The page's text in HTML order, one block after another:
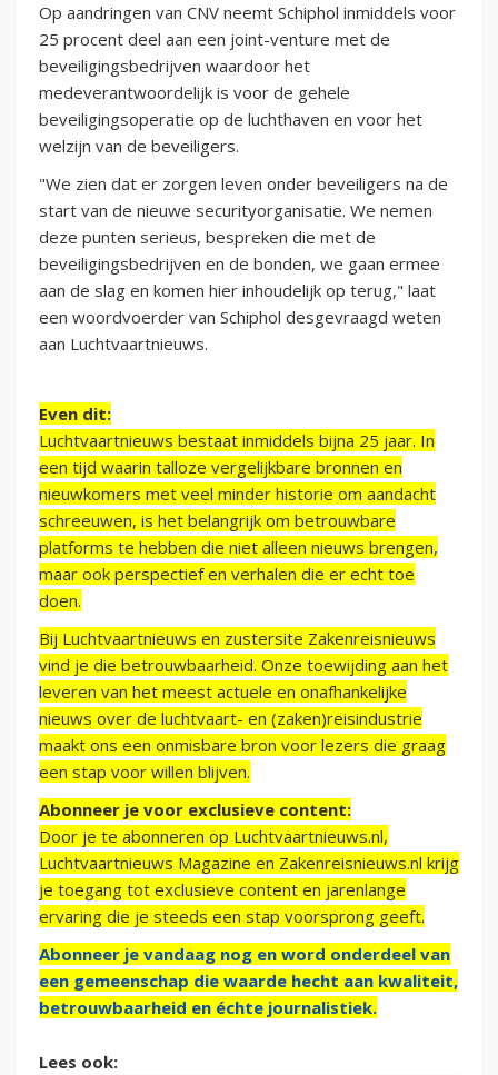
Op aandringen van CNV neemt Schiphol inmiddels voor
25 procent deel aan een joint-venture met de
beveiligingsbedrijven waardoor het
medeverantwoordelijk is voor de gehele
beveiligingsoperatie op de luchthaven en voor het
welzijn van de beveiligers.
"We zien dat er zorgen leven onder beveiligers na de
start van de nieuwe securityorganisatie. We nemen
deze punten serieus, bespreken die met de
beveiligingsbedrijven en de bonden, we gaan ermee
aan de slag en komen hier inhoudelijk op terug," laat
een woordvoerder van Schiphol desgevraagd weten
aan Luchtvaartnieuws.
Even dit:
Luchtvaartnieuws bestaat inmiddels bijna 25 jaar. In
een tijd waarin talloze vergelijkbare bronnen en
nieuwkomers met veel minder historie om aandacht
schreeuwen, is het belangrijk om betrouwbare
platforms te hebben die niet alleen nieuws brengen,
maar ook perspectief en verhalen die er echt toe
doen.
Bij Luchtvaartnieuws en zustersite Zakenreisnieuws
vind je die betrouwbaarheid. Onze toewijding aan het
leveren van het meest actuele en onafhankelijke
nieuws over de luchtvaart- en (zaken)reisindustrie
maakt ons een onmisbare bron voor lezers die graag
een stap voor willen blijven.
Abonneer je voor exclusieve content:
Door je te abonneren op Luchtvaartnieuws.nl,
Luchtvaartnieuws Magazine en Zakenreisnieuws.nl krijg
je toegang tot exclusieve content en jarenlange
ervaring die je steeds een stap voorsprong geeft.
Abonneer je vandaag nog en word onderdeel van
een gemeenschap die waarde hecht aan kwaliteit,
betrouwbaarheid en échte journalistiek.
Lees ook: